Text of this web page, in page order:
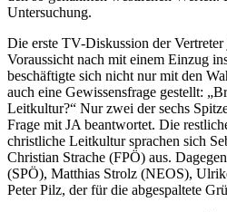
Untersuchung.
Die erste TV-Diskussion der
Voraussicht nach mit einem Einzug
beschäftigte sich nicht nur mit den
auch eine Gewissensfrage gestellt:
Leitkultur?“ Nur zwei der sechs
Frage mit JA beantwortet. Die
christliche Leitkultur sprachen sich
Christian Strache (FPÖ) aus.
(SPÖ), Matthias Strolz (NEOS),
Peter Pilz, der für die abgespaltete